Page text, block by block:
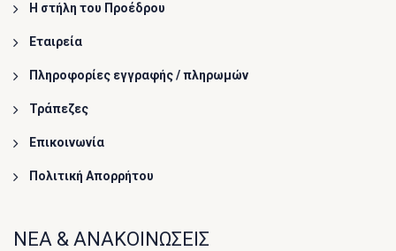
Η στήλη του Προέδρου
Εταιρεία
Πληροφορίες εγγραφής / πληρωμών
Τράπεζες
Επικοινωνία
Πολιτική Απορρήτου
ΝΕΑ & ΑΝΑΚΟΙΝΩΣΕΙΣ